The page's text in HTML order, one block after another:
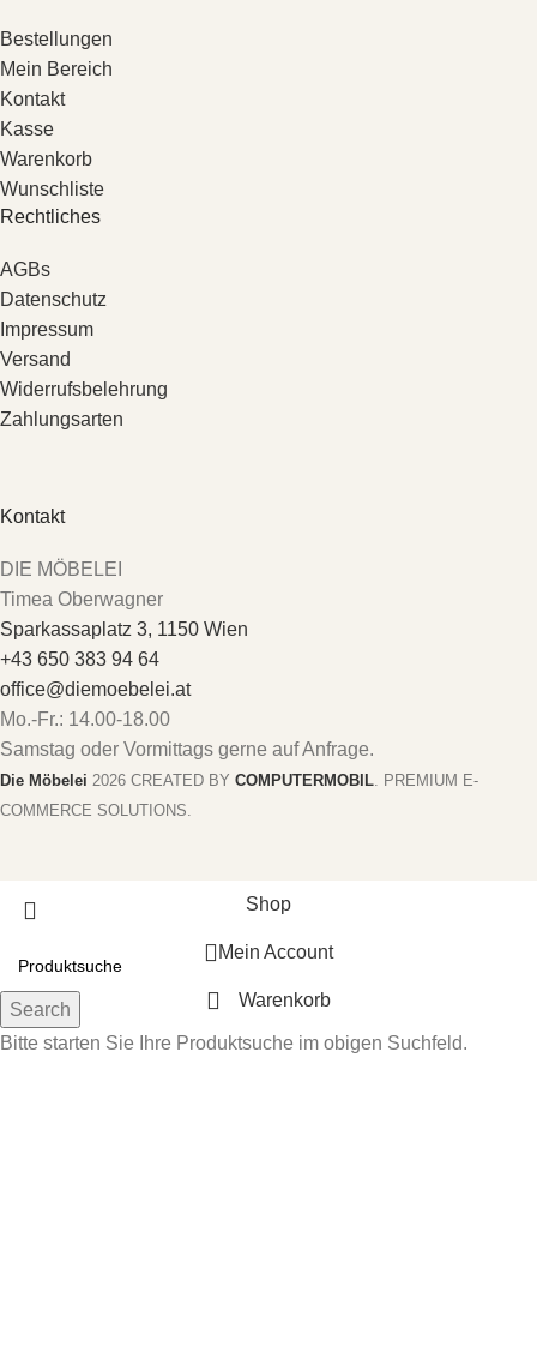
Bestellungen
Mein Bereich
Kontakt
Kasse
Warenkorb
Wunschliste
Rechtliches
AGBs
Datenschutz
Impressum
Versand
Widerrufsbelehrung
Zahlungsarten
Kontakt
DIE MÖBELEI
Timea Oberwagner
Sparkassaplatz 3, 1150 Wien
+43 650 383 94 64
office@diemoebelei.at
Mo.-Fr.: 14.00-18.00
Samstag oder Vormittags gerne auf Anfrage.
Die Möbelei 2026 CREATED BY COMPUTERMOBIL. PREMIUM E-
COMMERCE SOLUTIONS.
Search
Bitte starten Sie Ihre Produktsuche im obigen Suchfeld.
Shop
Mein Account
Warenkorb